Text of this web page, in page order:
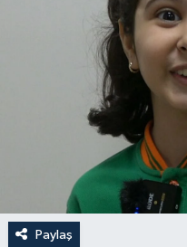
Paylaş
Sivil Toplum
Siyaset
Turizm